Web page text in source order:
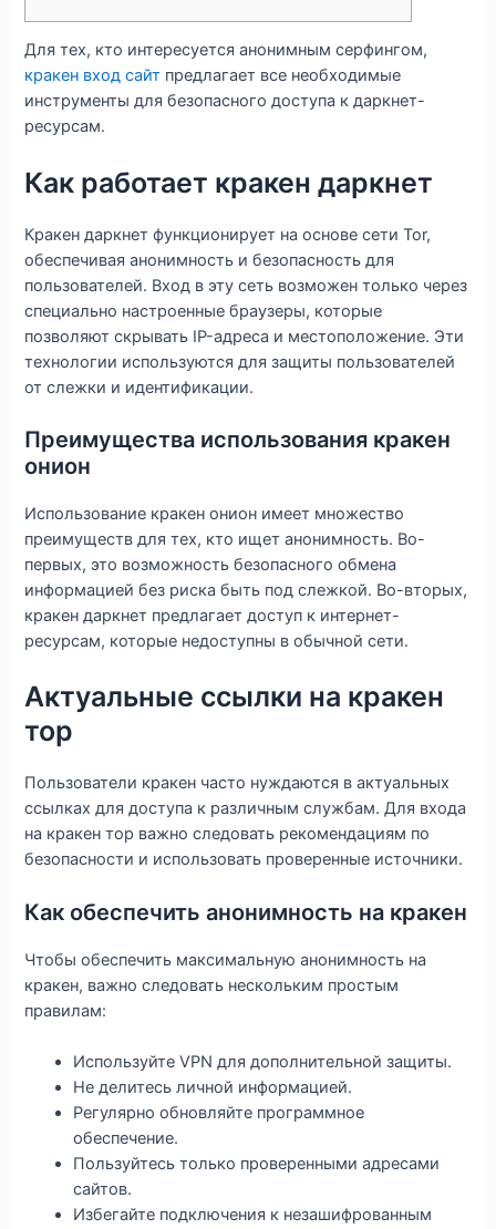
Для тех, кто интересуется анонимным серфингом,
кракен вход сайт предлагает все необходимые
инструменты для безопасного доступа к даркнет-
ресурсам.
Как работает кракен даркнет
Кракен даркнет функционирует на основе сети Tor,
обеспечивая анонимность и безопасность для
пользователей. Вход в эту сеть возможен только через
специально настроенные браузеры, которые
позволяют скрывать IP-адреса и местоположение. Эти
технологии используются для защиты пользователей
от слежки и идентификации.
Преимущества использования кракен
онион
Использование кракен онион имеет множество
преимуществ для тех, кто ищет анонимность. Во-
первых, это возможность безопасного обмена
информацией без риска быть под слежкой. Во-вторых,
кракен даркнет предлагает доступ к интернет-
ресурсам, которые недоступны в обычной сети.
Актуальные ссылки на кракен
тор
Пользователи кракен часто нуждаются в актуальных
ссылках для доступа к различным службам. Для входа
на кракен тор важно следовать рекомендациям по
безопасности и использовать проверенные источники.
Как обеспечить анонимность на кракен
Чтобы обеспечить максимальную анонимность на
кракен, важно следовать нескольким простым
правилам:
Используйте VPN для дополнительной защиты.
Не делитесь личной информацией.
Регулярно обновляйте программное
обеспечение.
Пользуйтесь только проверенными адресами
сайтов.
Избегайте подключения к незашифрованным